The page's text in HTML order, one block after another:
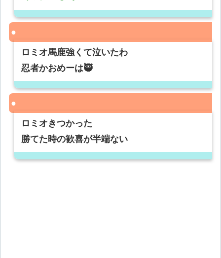
ロミオ馬鹿強くて泣いたわ
忍者かおめーは🥷
ロミオきつかった
勝てた時の歓喜が半端ない